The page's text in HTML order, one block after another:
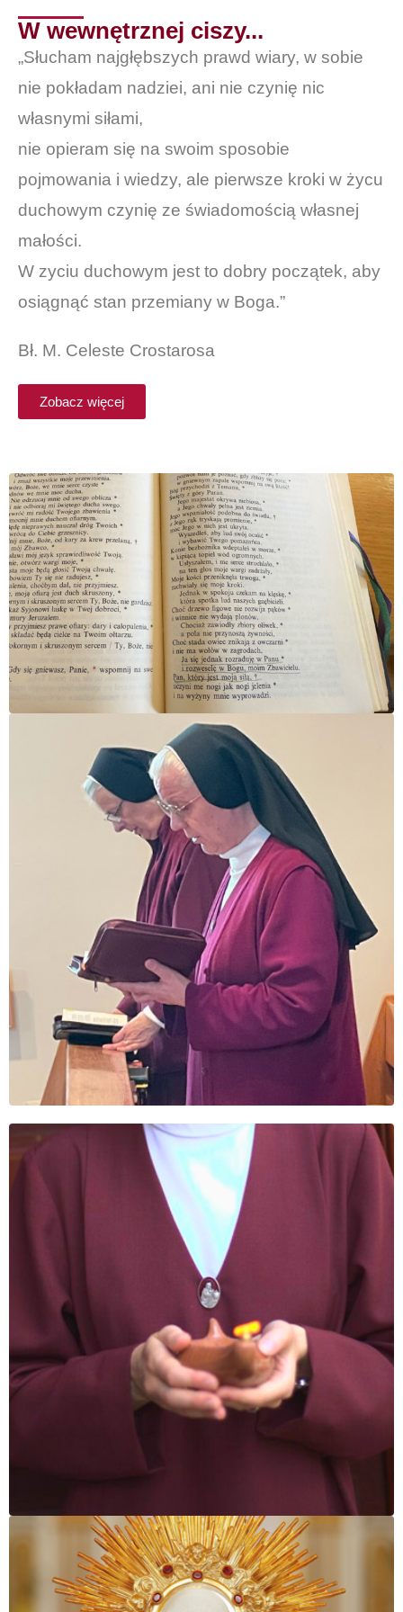
W wewnętrznej ciszy...
„Słucham najgłębszych prawd wiary, w sobie
nie pokładam nadziei, ani nie czynię nic
własnymi siłami,
nie opieram się na swoim sposobie
pojmowania i wiedzy, ale pierwsze kroki w życu
duchowym czynię ze świadomością własnej
małości.
W zyciu duchowym jest to dobry początek, aby
osiągnąć stan przemiany w Boga.”
Bł. M. Celeste Crostarosa
Zobacz więcej